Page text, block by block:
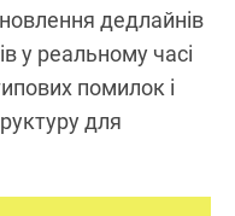
дедлайнів
у реальному часі
помилок і
для